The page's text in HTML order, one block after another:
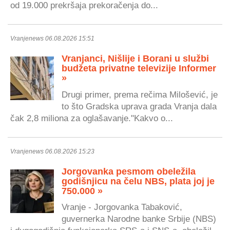
od 19.000 prekršaja prekoračenja do...
Vranjenews 06.08.2026 15:51
Vranjanci, Nišlije i Borani u službi
budžeta privatne televizije Informer
»
Drugi primer, prema rečima Milošević, je
to što Gradska uprava grada Vranja dala
čak 2,8 miliona za oglašavanje."Kakvo o...
Vranjenews 06.08.2026 15:23
Jorgovanka pesmom obeležila
godišnjicu na čelu NBS, plata joj je
750.000 »
Vranje - Jorgovanka Tabaković,
guvernerka Narodne banke Srbije (NBS)